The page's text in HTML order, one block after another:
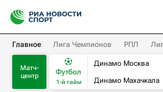
Главное Лига Чемпионов РПЛ
Матч-
центр
Футбол
1-й тайм
Динамо Москва
Динамо Махачкала